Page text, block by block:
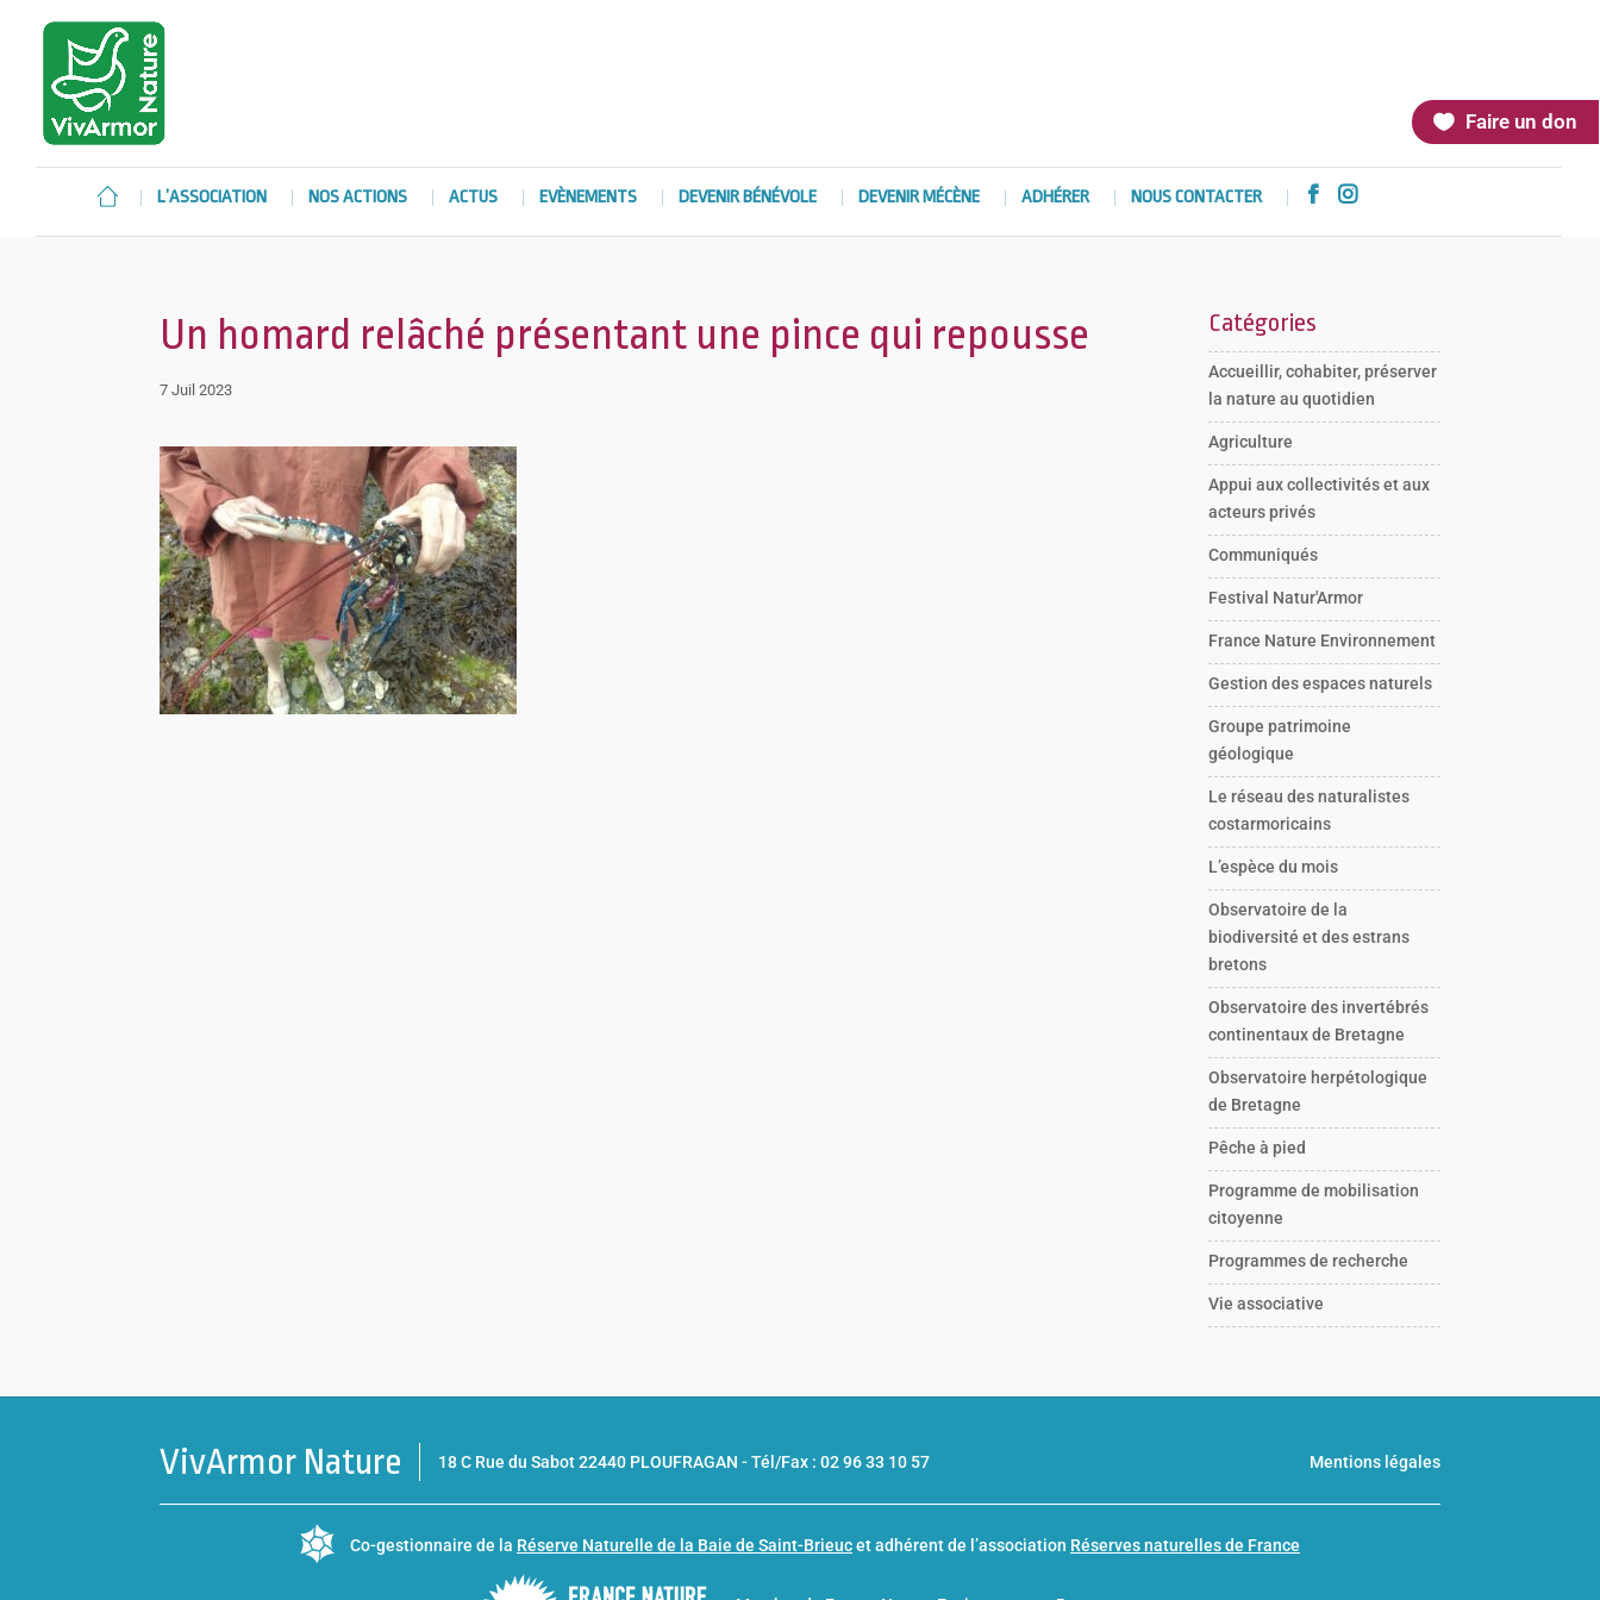
Faire un don
L’ASSOCIATION NOS ACTIONS ACTUS EVÈNEMENTS DEVENIR BÉNÉVOLE DEVENIR MÉCÈNE ADHÉRER NOUS CONTACTER  
Un homard relâché présentant une pince qui repousse
7 Juil 2023
Catégories
Accueillir, cohabiter, préserver
la nature au quotidien
Agriculture
Appui aux collectivités et aux
acteurs privés
Communiqués
Festival Natur'Armor
France Nature Environnement
Gestion des espaces naturels
Groupe patrimoine
géologique
Le réseau des naturalistes
costarmoricains
L’espèce du mois
Observatoire de la
biodiversité et des estrans
bretons
Observatoire des invertébrés
continentaux de Bretagne
Observatoire herpétologique
de Bretagne
Pêche à pied
Programme de mobilisation
citoyenne
Programmes de recherche
Vie associative
VivArmor Nature 18 C Rue du Sabot 22440 PLOUFRAGAN -Tél/Fax : 02 96 33 10 57 Mentions légales
Co-gestionnaire de la Réserve Naturelle de la Baie de Saint-Brieucet adhérent de l’association Réserves naturelles de France